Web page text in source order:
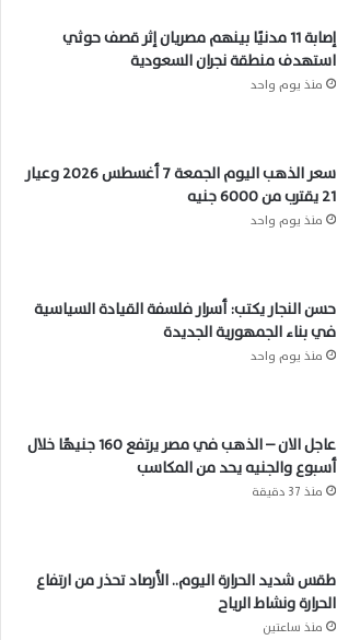
إصابة 11 مدنيًا بينهم مصريان إثر قصف حوثي
استهدف منطقة نجران السعودية
منذ يوم واحد
سعر الذهب اليوم الجمعة 7 أغسطس 2026 وعيار
21 يقترب من 6000 جنيه
منذ يوم واحد
حسن النجار يكتب: أسرار فلسفة القيادة السياسية
في بناء الجمهورية الجديدة
منذ يوم واحد
عاجل الان – الذهب في مصر يرتفع 160 جنيهًا خلال
أسبوع والجنيه يحد من المكاسب
منذ 37 دقيقة
طقس شديد الحرارة اليوم.. الأرصاد تحذر من ارتفاع
الحرارة ونشاط الرياح
منذ ساعتين